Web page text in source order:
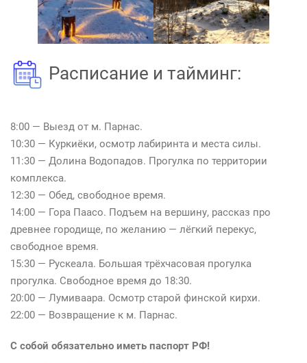
Расписание и тайминг:
8:00 — Выезд от м. Парнас.
10:30 — Куркиёки, осмотр лабиринта и места силы.
11:30 — Долина Водопадов. Прогулка по территории
комплекса.
12:30 — Обед, свободное время.
14:00 — Гора Паасо. Подъем на вершину, рассказ про
древнее городище, по желанию — лёгкий перекус,
свободное время.
15:30 — Рускеала. Большая трёхчасовая прогулка
прогулка. Свободное время до 18:30.
20:00 — Лумиваара. Осмотр старой финской кирхи.
22:00 — Возвращение к м. Парнас.
С собой обязательно иметь паспорт РФ!